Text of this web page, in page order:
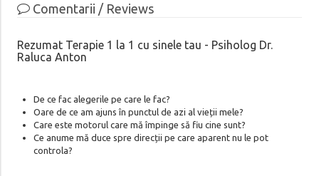
Comentarii / Reviews
Rezumat Terapie 1 la 1 cu sinele tau - Psiholog Dr.
Raluca Anton
De ce fac alegerile pe care le fac?
Oare de ce am ajuns în punctul de azi al vieții mele?
Care este motorul care mă împinge să fiu cine sunt?
Ce anume mă duce spre direcții pe care aparent nu le pot
controla?